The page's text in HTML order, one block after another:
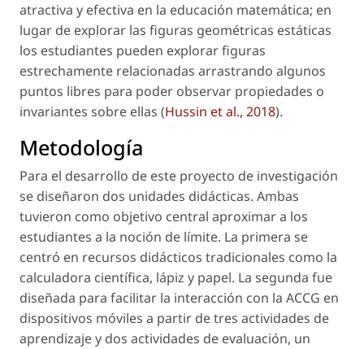
atractiva y efectiva en la educación matemática; en
lugar de explorar las figuras geométricas estáticas
los estudiantes pueden explorar figuras
estrechamente relacionadas arrastrando algunos
puntos libres para poder observar propiedades o
invariantes sobre ellas (Hussin et al., 2018).
Metodología
Para el desarrollo de este proyecto de investigación
se diseñaron dos unidades didácticas. Ambas
tuvieron como objetivo central aproximar a los
estudiantes a la noción de límite. La primera se
centró en recursos didácticos tradicionales como la
calculadora científica, lápiz y papel. La segunda fue
diseñada para facilitar la interacción con la ACCG en
dispositivos móviles a partir de tres actividades de
aprendizaje y dos actividades de evaluación, un